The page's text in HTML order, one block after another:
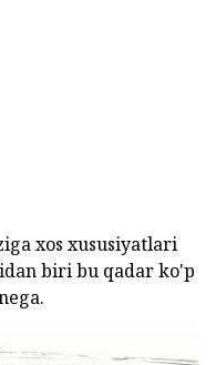
xos xususiyatlari
biri bu qadar ko'p